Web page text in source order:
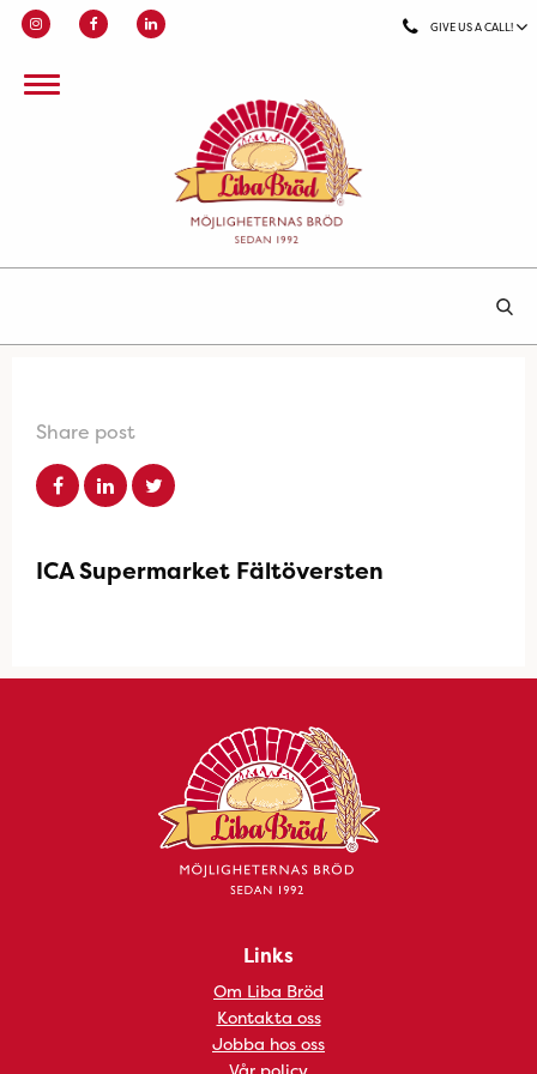
GIVE US A CALL!
Share post
ICA Supermarket Fältöversten
Links
Om Liba Bröd
Kontakta oss
Jobba hos oss